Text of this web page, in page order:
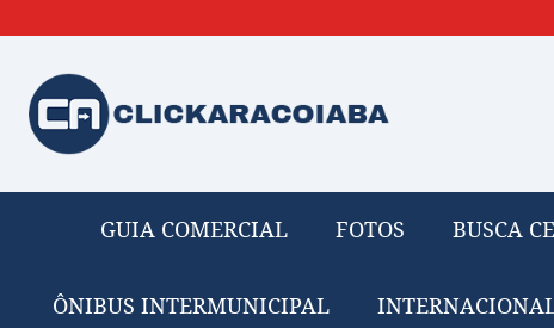
GUIA COMERCIAL FOTOS BUSCA
ÔNIBUS INTERMUNICIPAL